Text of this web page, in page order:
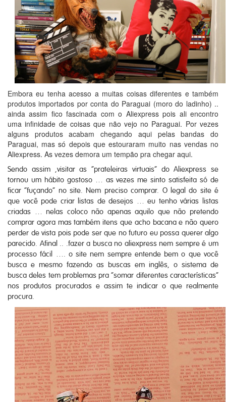
Embora eu tenha acesso a muitas coisas diferentes e também
produtos importados por conta do Paraguai (moro do ladinho) ..
ainda assim fico fascinada com o Aliexpress pois ali encontro
uma infinidade de coisas que não vejo no Paraguai. Por vezes
alguns produtos acabam chegando aqui pelas bandas do
Paraguai, mas só depois que estouraram muito nas vendas no
Aliexpress. As vezes demora um tempão pra chegar aqui.
Sendo assim ,visitar as “prateleiras virtuais” do Aliexpress se
tornou um hábito gostoso … as vezes me sinto satisfeita só de
ficar “fuçando” no site. Nem preciso comprar. O legal do site é
que você pode criar listas de desejos … eu tenho várias listas
criadas … nelas coloco não apenas aquilo que não pretendo
comprar agora mas também itens que acho bacana e não quero
perder de vista pois pode ser que no futuro eu possa querer algo
parecido. Afinal .. .fazer a busca no aliexpress nem sempre é um
processo fácil …. o site nem sempre entende bem o que você
busca e mesmo fazendo as buscas em inglês, o sistema de
busca deles tem problemas pra “somar diferentes características”
nos produtos procurados e assim te indicar o que realmente
procura.